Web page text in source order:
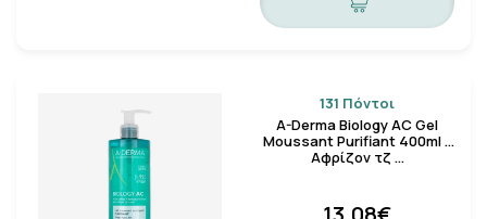
131 Πόντοι
A-Derma Biology AC Gel
Moussant Purifiant 400ml –
Αφρίζον τζ …